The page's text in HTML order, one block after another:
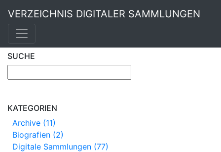
VERZEICHNIS DIGITALER SAMMLUNGEN
SUCHE
KATEGORIEN
Archive (11)
Biografien (2)
Digitale Sammlungen (77)